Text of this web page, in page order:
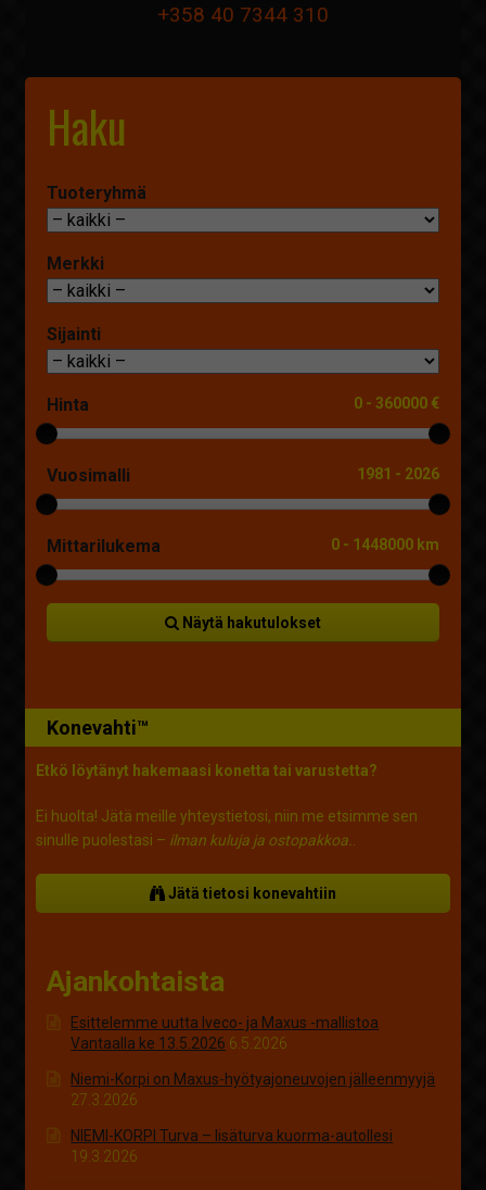
+358 40 7344 310
Haku
Tuoteryhmä
Merkki
Sijainti
0 -360000 €
Hinta
1981 - 2026
Vuosimalli
0 - 1448000 km
Mittarilukema
Näytä hakutulokset
Konevahti™
Etkö löytänyt hakemaasi konetta tai varustetta?
Ei huolta! Jätä meille yhteystietosi, niin me etsimme sen
sinulle puolestasi – ilman kuluja ja ostopakkoa.
Jätä tietosi konevahtiin
Ajankohtaista
Esittelemme uutta Iveco- ja Maxus -mallistoa
Vantaalla ke 13.5.2026 6.5.2026
Niemi-Korpi on Maxus-hyötyajoneuvojen jälleenmyyjä
27.3.2026
NIEMI-KORPI Turva – lisäturva kuorma-autollesi
19.3.2026